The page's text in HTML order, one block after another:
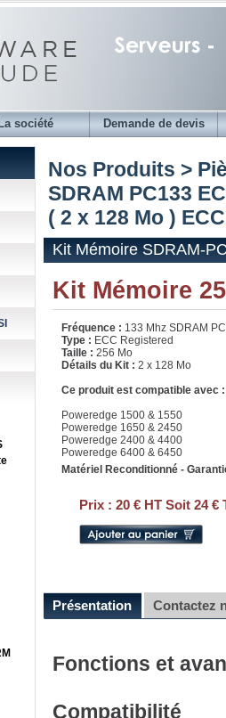
La société Demande de devis
Nos Produits >
SDRAM PC133
( 2 x 128 Mo ) ECC
Kit Mémoire SDRAM-
Kit Mémoire
Fréquence : 133 Mhz SDRAM
Type : ECC Registered
Taille : 256 Mo
Détails du Kit : 2 x 128 Mo
Ce produit est compatible avec :
Poweredge 1500 & 1550
Poweredge 1650 & 2450
Poweredge 2400 & 4400
Poweredge 6400 & 6450
Matériel Reconditionné -
Prix : 20 € HT Soit 24 €
Présentation Contactez
Fonctions et
Compatibilité